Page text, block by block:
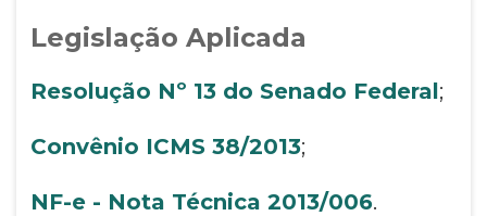
Legislação Aplicada
Resolução Nº 13 do Senado Federal;
Convênio ICMS 38/2013;
NF-e - Nota Técnica 2013/006.